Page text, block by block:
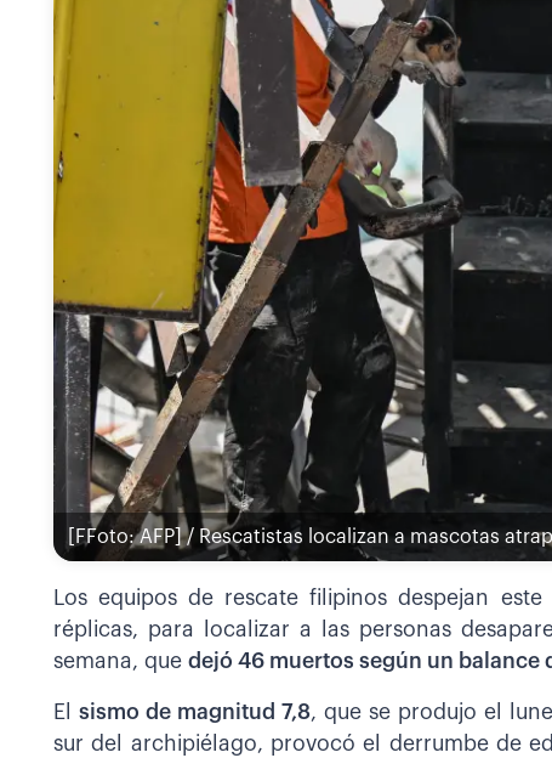
[FFoto: AFP] / Rescatistas localizan a mascotas
Los equipos de rescate filipinos despejan
réplicas, para localizar a las personas
semana, que dejó 46 muertos según un balance
El sismo de magnitud 7,8, que se produjo el
sur del archipiélago, provocó el derrumbe de